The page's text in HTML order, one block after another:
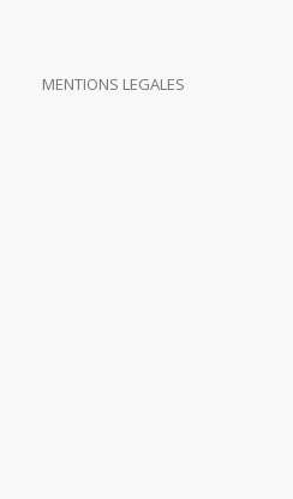
MENTIONS LEGALES